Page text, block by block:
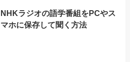
NHKラジオの語学番組をPCやス
マホに保存して聞く方法